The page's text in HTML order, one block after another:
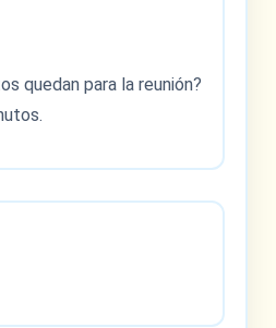
quedan para la reunión?